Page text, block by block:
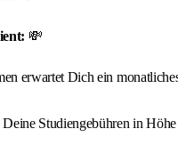
💸
erwartet Dich ein
Studiengebühren in